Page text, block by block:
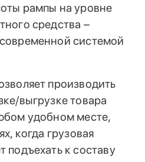
рампы на уровне
средства –
системой
производить
выгрузке товара
удобном месте,
когда грузовая
подъехать к составу